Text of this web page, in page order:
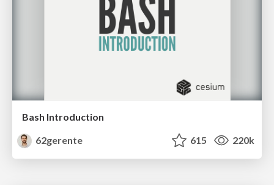
Bash Introduction
62gerente
615 220k